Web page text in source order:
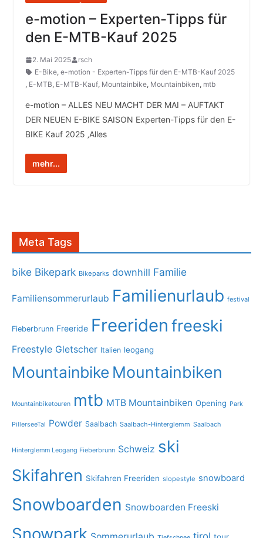
e-motion – Experten-Tipps für
den E-MTB-Kauf 2025
2. Mai 2025
rsch
E-Bike, e-motion - Experten-Tipps für den E-MTB-Kauf 2025
, E-MTB, E-MTB-Kauf, Mountainbike, Mountainbiken, mtb
e-motion – ALLES NEU MACHT DER MAI – AUFTAKT
DER NEUEN E-BIKE SAISON Experten-Tipps für den E-
BIKE Kauf 2025 ‚Alles
mehr...
Meta Tags
bike Bikepark Bikeparks downhill Familie
Familiensommerurlaub Familienurlaub festival
Fieberbrunn Freeride Freeriden freeski
Freestyle Gletscher Italien leogang
Mountainbike Mountainbiken
Mountainbiketouren mtb MTB Mountainbiken Opening Park
PillerseeTal Powder Saalbach Saalbach-Hinterglemm Saalbach
Hinterglemm Leogang Fieberbrunn Schweiz ski
Skifahren Skifahren Freeriden slopestyle snowboard
Snowboarden Snowboarden Freeski
Snowpark